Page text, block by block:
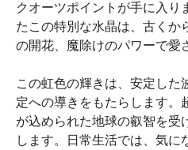
クオーツポイントが手に入り
たこの特別な水晶は、古くか
の開花、魔除けのパワーで愛
この虹色の輝きは、安定した
定への導きをもたらします。
が込められた地球の叡智を受
します。日常生活では、気に